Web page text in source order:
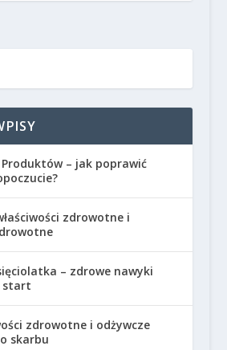
– jak poprawić
zdrowotne i
– zdrowe nawyki
start
zdrowotne i odżywcze
skarbu